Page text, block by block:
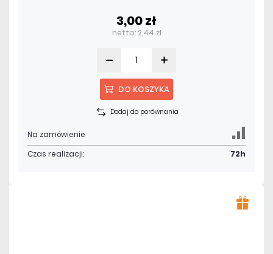
3,00 zł
netto: 2,44 zł
DO KOSZYKA
Dodaj do porównania
Na zamówienie
Czas realizacji:
72h